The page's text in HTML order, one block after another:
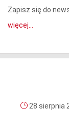
Zapisz się do
więcej...
28 sierpnia